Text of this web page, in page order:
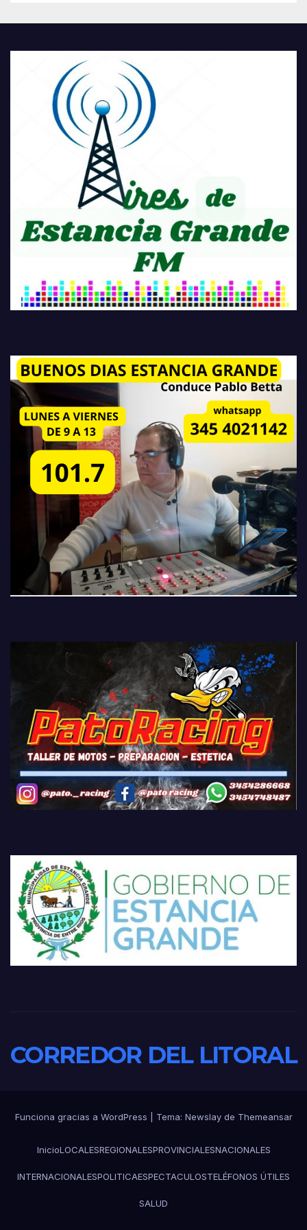
CORREDOR DEL LITORAL
Funciona gracias a WordPress Tema: Newslayde Themeansar
InicioLOCALESREGIONALESPROVINCIALESNACIONALES
INTERNACIONALESPOLITICAESPECTACULOSTELÉFONOS ÚTILES
SALUD